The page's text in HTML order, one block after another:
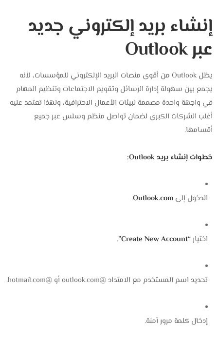
إنشاء بريد إلكتروني جديد
عبر Outlook
يظل Outlook من أقوى منصات البريد الإلكتروني للمؤسسات، لأنه
يجمع بين سهولة إدارة الرسائل وتقويم الاجتماعات وتنظيم المهام
في واجهة واحدة مصممة لبيئات الأعمال الاحترافية، ولهذا تعتمد عليه
أغلب الشركات الكبرى لضمان تواصل منظم وسلس عبر جميع
أقسامها.
خطوات إنشاء بريد Outlook:
الدخول إلىOutlook.com
.
اختيار“Create New Account”
.
تحديد اسم المستخدم مع الامتداد @outlook.com أو @hotmail.com.
إدخال كلمة مرور آمنة.